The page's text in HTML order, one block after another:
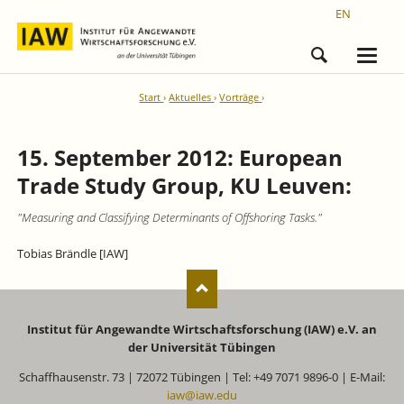
EN
Start Aktuelles Vorträge
15. September 2012: European
Trade Study Group, KU Leuven:
"Measuring and Classifying Determinants of Offshoring Tasks."
Tobias Brändle [IAW]
Institut für Angewandte Wirtschaftsforschung (IAW) e.V. an
der Universität Tübingen
Schaffhausenstr. 73 | 72072 Tübingen | Tel: +49 7071 9896-0 | E-Mail:
iaw@iaw.edu